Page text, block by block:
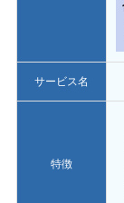
サービス名
特徴